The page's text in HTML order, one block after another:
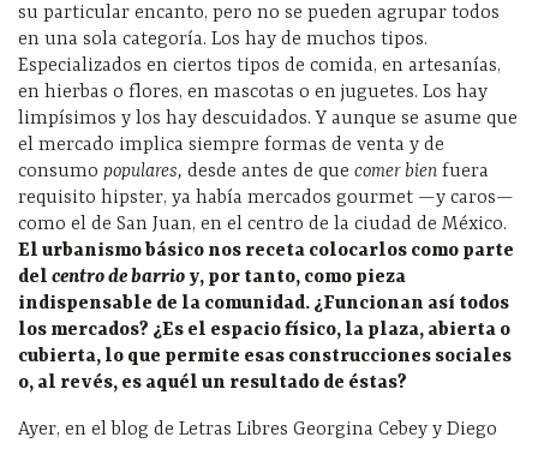
su particular encanto, pero no se pueden agrupar todos
en una sola categoría. Los hay de muchos tipos.
Especializados en ciertos tipos de comida, en artesanías,
en hierbas o flores, en mascotas o en juguetes. Los hay
limpísimos y los hay descuidados. Y aunque se asume que
el mercado implica siempre formas de venta y de
consumo populares, desde antes de que comer bien fuera
requisito hipster, ya había mercados gourmet —y caros—
como el de San Juan, en el centro de la ciudad de México.
El urbanismo básico nos receta colocarlos como parte
del centro de barrio y, por tanto, como pieza
indispensable de la comunidad. ¿Funcionan así todos
los mercados? ¿Es el espacio físico, la plaza, abierta o
cubierta, lo que permite esas construcciones sociales
o, al revés, es aquél un resultado de éstas?
Ayer, en el blog de Letras Libres Georgina Cebey y Diego